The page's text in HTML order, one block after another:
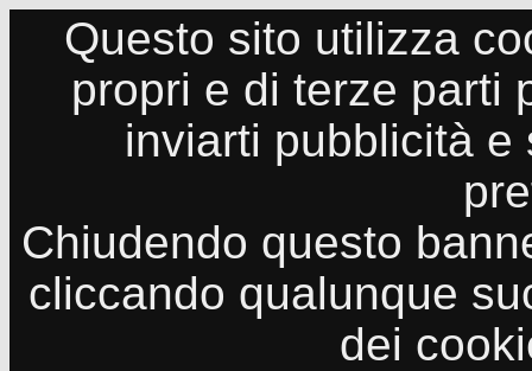
Questo sito utilizza
propri e di terze parti
inviarti pubblicità
Chiudendo questo
cliccando qualunque
dei